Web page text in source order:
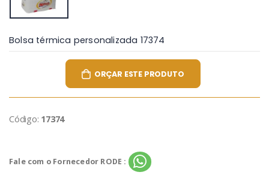
Bolsa térmica personalizada 17374
ORÇAR ESTE PRODUTO
Código: 17374
Fale com o Fornecedor RODE :